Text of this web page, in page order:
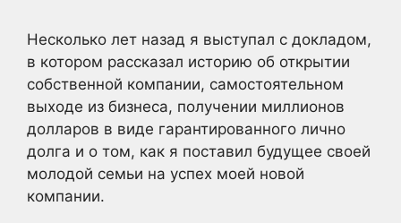
Несколько лет назад я выступал с докладом,
в котором рассказал историю об открытии
собственной компании, самостоятельном
выходе из бизнеса, получении миллионов
долларов в виде гарантированного лично
долга и о том, как я поставил будущее своей
молодой семьи на успех моей новой
компании.